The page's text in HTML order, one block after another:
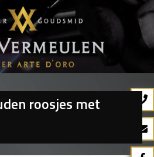
Terug naar overzicht
roosjes met